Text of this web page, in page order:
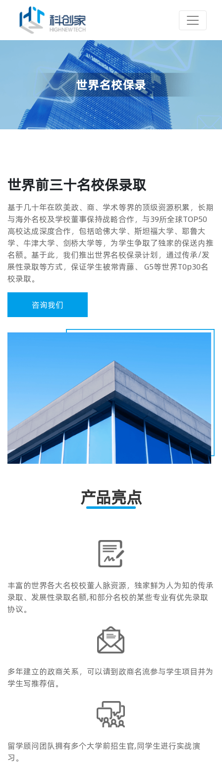
世界前三十名校保录取
基于几十年在欧美政、商、学术等界的顶级资源积累，长期
与海外名校及学校董事保持战略合作，与39所全球TOP50
高校达成深度合作，包括哈佛大学、斯坦福大学、耶鲁大
学、牛津大学、剑桥大学等，为学生争取了独家的保送内推
名额。基于此，我们推出世界名校保录计划，通过传承/发
展性录取等方式，保证学生被常青藤、 G5等世界T0p30名
校录取。
咨询我们
产品亮点
丰富的世界各大名校校董人脉资源，独家鲜为人为知的传承
录取、发展性录取名额,和部分名校的某些专业有优先录取
协议。
多年建立的政商关系，可以请到政商名流参与学生项目并为
学生写推荐信。
留学顾问团队拥有多个大学前招生官,同学生进行实战演
习。